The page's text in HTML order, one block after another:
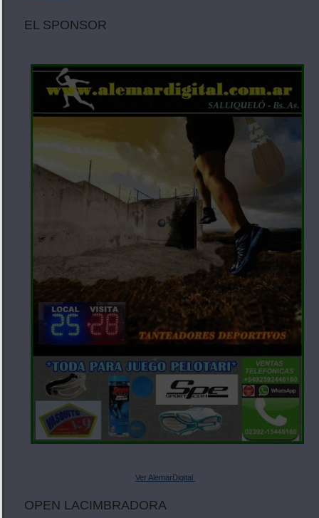
EL SPONSOR
Ver AlemarDigital
OPEN LACIMBRADORA